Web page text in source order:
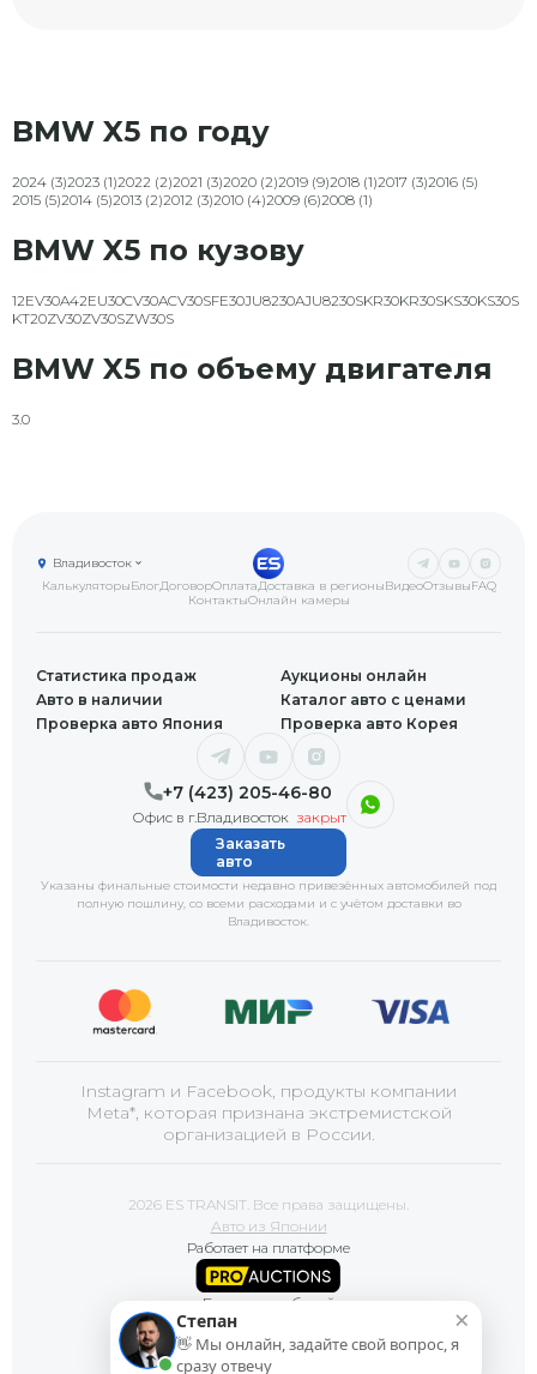
BMW X5 по году
2024 (3)2023 (1)2022 (2)2021 (3)2020 (2)2019 (9)2018 (1)2017 (3)2016 (5)
2015 (5)2014 (5)2013 (2)2012 (3)2010 (4)2009 (6)2008 (1)
BMW X5 по кузову
12EV30A42EU30CV30ACV30SFE30JU8230AJU8230SKR30KR30SKS30KS30S
KT20ZV30ZV30SZW30S
BMW X5 по объему двигателя
3.0
КалькуляторыБлогДоговорОплата Доставка в регионыВидеоОтзывыFAQ
КонтактыОнлайн камеры
Владивосток
+7 (423) 205-46-80
Офис в г.Владивосток закрыт
Статистика продаж
Аукционы онлайн
Авто в наличии
Каталог авто с ценами
Проверка авто Япония
Проверка авто Корея
Указаны финальные стоимости недавно привезённых автомобилей под
полную пошлину, со всеми расходами и с учётом доставки во
Владивосток
Заказать
авто
Instagram и Facebook, продукты компании
Meta*, которая признана экстремистской
организацией в России.
2026 ES TRANSIT. Все права защищены.
Авто из Японии
Работает на платформе
Базы автомобилей
Сайт продвигает
×
Степан
👋 Мы онлайн, задайте свой вопрос, я
сразу отвечу